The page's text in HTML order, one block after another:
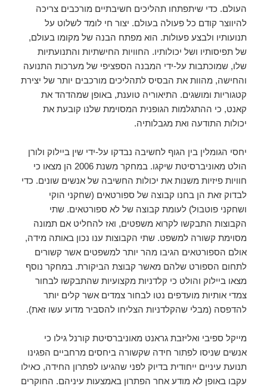
העולם. כדי שיתפתחו תהליכים חשיבתיים מורכבים צריכה
להיווצר קודם כל פעולה בעולם. יצור חי לומד לשלוט על
תנועותיו ולבצע פעולות. הוא מפתח הבנה של מקומו בעולם,
של תפיסותיו ושל יכולותיו. החוויות החישתיות והתנועתיות
שלו, שמוכתבות על-ידי המבנה הספציפי של מערכות התנועה
והחישה, מהוות את הבסיס לתהליכים מורכבים יותר של יצירת
קטגוריות ומושגים. התיאוריה טוענת, באופן שמהדהד את
קאנט, כי ההתגלמות הגופנית המסוימת שלנו קובעת את
יכולות התודעה ואת מגבלותיה.
יחסי הגומלין בין הגוף לחשיבה נבדקו על-ידי שין ביילוק ולורן
הולט מאוניברסיטת שיקגו. במחקר משנת 2006 הן מצאו כי
חוויות פיזיות משנות את יכולות החשיבה של אנשים שונים. כדי
לבדוק זאת הן בחנו קבוצה של ספורטאים (שחקני הוקי
ושחקני פוטבול) לעומת קבוצה של לא ספורטאים. שתי
הקבוצות התבקשו לקרוא משפטים, ואז להחליט אם תמונה
מסוימת קשורה למשפט. שתי הקבוצות ענו נכון באותה מידה,
אולם הספורטאים הגיבו מהר יותר למשפטים אשר קשורים
לתחום הספורט שלהם מאשר קבוצת הביקורת. במחקר נוסף
מצאו ביילוק והולט כי קלדניות מקצועיות שהתבקשו לבחור
צמדי אותיות מועדפים נטו לבחור צמדים אשר קלים יותר
להדפסה (מבלי שהקלדניות הצליחו להסביר מדוע עשו זאת).
מייקל ספיבי ואליזבת גראנט מאוניברסיטת קורנל גילו כי
אנשים שניסו לפתור חידה שקשורה ביחסים מרחביים הפגינו
תנועת עיניים ייחודית בדיוק לפני שהגיעו לפתרון החידה, כאילו
עקבו באופן לא מודע אחר הפתרון באמצעות עיניהם. החוקרים